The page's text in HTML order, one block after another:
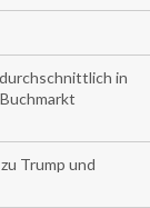
in
Trump und